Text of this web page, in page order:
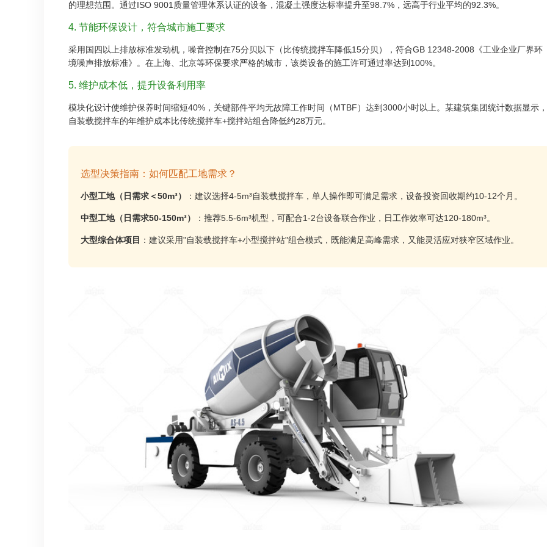
的理想范围。通过ISO 9001质量管理体系认证的设备，混凝土强度达标率提升至98.7%，远高于行业平均的92.3%。
4. 节能环保设计，符合城市施工要求
采用国四以上排放标准发动机，噪音控制在75分贝以下（比传统搅拌车降低15分贝），符合GB 12348-2008《工业企业厂界环
境噪声排放标准》。在上海、北京等环保要求严格的城市，该类设备的施工许可通过率达到100%。
5. 维护成本低，提升设备利用率
模块化设计使维护保养时间缩短40%，关键部件平均无故障工作时间（MTBF）达到3000小时以上。某建筑集团统计数据显示，
自装载搅拌车的年维护成本比传统搅拌车+搅拌站组合降低约28万元。
选型决策指南：如何匹配工地需求？
小型工地（日需求＜50m³） ：建议选择4-5m³自装载搅拌车，单人操作即可满足需求，设备投资回收期约10-12个月。
中型工地（日需求50-150m³） ：推荐5.5-6m³机型，可配合1-2台设备联合作业，日工作效率可达120-180m³。
大型综合体项目 ：建议采用"自装载搅拌车+小型搅拌站"组合模式，既能满足高峰需求，又能灵活应对狭窄区域作业。